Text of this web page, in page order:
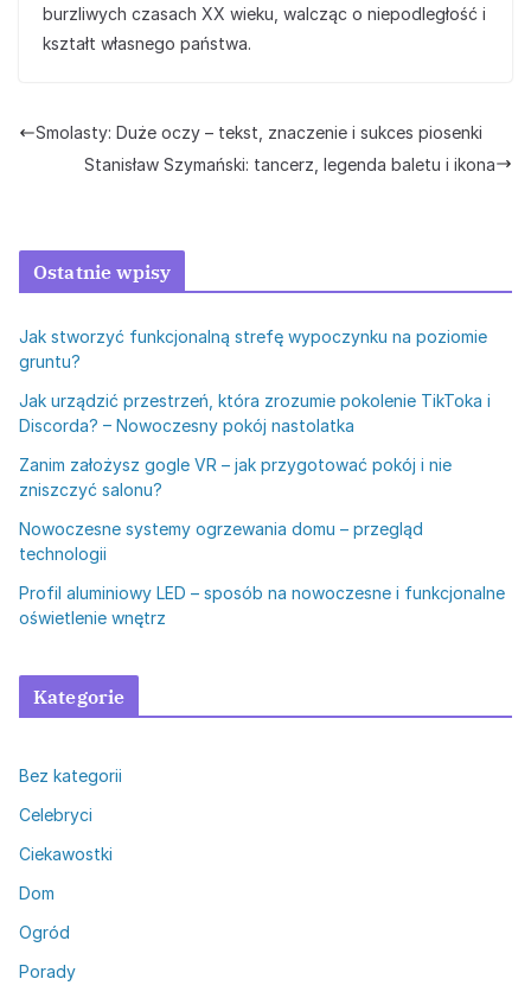
burzliwych czasach XX wieku, walcząc o niepodległość i
kształt własnego państwa.
Smolasty: Duże oczy – tekst, znaczenie i sukces piosenki
Stanisław Szymański: tancerz, legenda baletu i ikona
Ostatnie wpisy
Jak stworzyć funkcjonalną strefę wypoczynku na poziomie
gruntu?
Jak urządzić przestrzeń, która zrozumie pokolenie TikToka i
Discorda? – Nowoczesny pokój nastolatka
Zanim założysz gogle VR – jak przygotować pokój i nie
zniszczyć salonu?
Nowoczesne systemy ogrzewania domu – przegląd
technologii
Profil aluminiowy LED – sposób na nowoczesne i funkcjonalne
oświetlenie wnętrz
Kategorie
Bez kategorii
Celebryci
Ciekawostki
Dom
Ogród
Porady